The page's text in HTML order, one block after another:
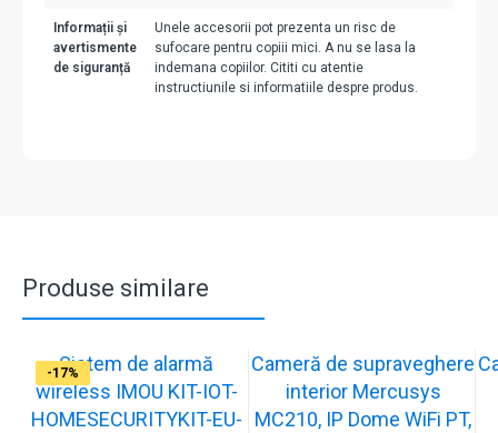
Informații și
avertismente
de siguranță
Unele accesorii pot prezenta un risc de
sufocare pentru copiii mici. A nu se lasa la
indemana copiilor. Cititi cu atentie
instructiunile si informatiile despre produs.
Produse similare
-31%
Sistem de alarmă
wireless IMOU KIT-IOT-
HOMESECURITYKIT-EU-
-19%
Cameră de supraveghere
interior Mercusys
MC210, IP Dome WiFi PT,
-21%
-15%
-15%
-20%
-12%
-13%
-16%
-17%